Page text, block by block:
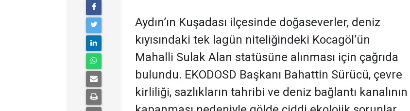
Aydın’ın Kuşadası ilçesinde doğaseverler, deniz
kıyısındaki tek lagün niteliğindeki Kocagöl’ün
Mahalli Sulak Alan statüsüne alınması için çağrıda
bulundu. EKODOSD Başkanı Bahattin Sürücü, çevre
kirliliği, sazlıkların tahribi ve deniz bağlantı kanalının